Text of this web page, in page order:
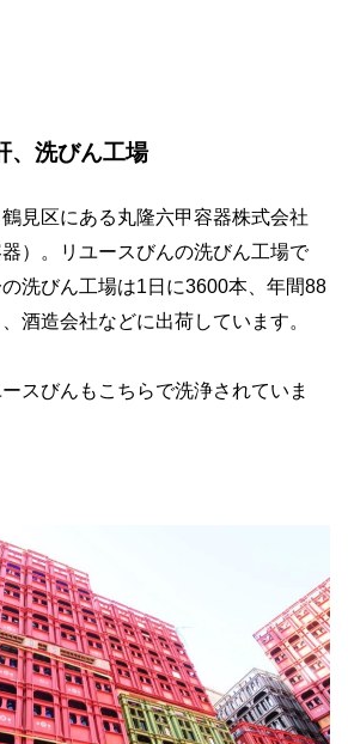
、洗びん工場
見区にある丸隆六甲容器株式会社
器）。リユースびんの洗びん工場で
洗びん工場は1日に3600本、年間88
酒造会社などに出荷しています。
スびんもこちらで洗浄されていま